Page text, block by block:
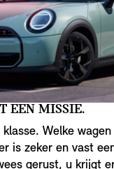
EEN MISSIE.
Welke
is zeker en vast
gerust, u krijgt